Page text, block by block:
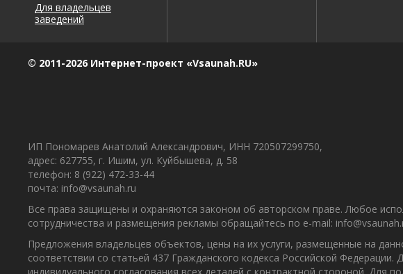
Для владельцев
заведений
© 2011-2026 Интернет-проект «Vsaunah.RU»
ИП Пономарев Анатолий Александрович, ИНН 720507299750,
адрес: 627755, г. Ишим, ул. Куйбышева, д. 58
телефон: 8 (922) 472-33-44
почта: info@vsaunah.ru
Все права защищены и охраняются законом об авторском праве. Любое
сотрудничества и размещения рекламы обращайтесь по e-mail:
Предложения владельцев объектов, цены на их услуги, размещенные на
соответствии со статьей 437 Гражданского кодекса Российской